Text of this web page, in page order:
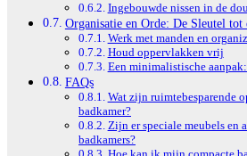
Ingebouwde nissen in de
Organisatie en Orde: De Sleutel tot
Werk met manden en
Houd oppervlakken vrij
Een minimalistische
FAQs
Wat zijn ruimtebesparende
badkamer?
Zijn er speciale meubels en
badkamers?